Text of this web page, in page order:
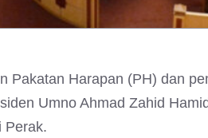
Pakatan Harapan (PH) dan
Umno Ahmad Zahid
Perak.